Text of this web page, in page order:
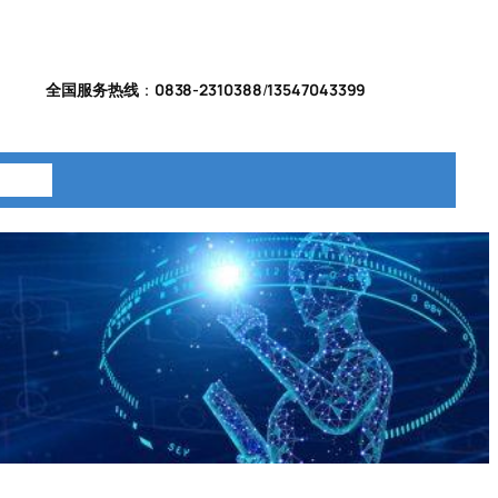
全国服务热线： 0838-2310388/13547043399